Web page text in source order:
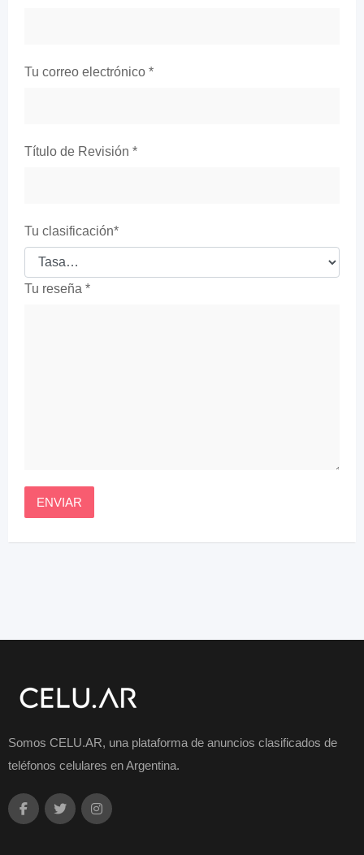
Tu correo electrónico *
Título de Revisión *
Tu clasificación*
Tu reseña *
Somos CELU.AR, una plataforma de anuncios clasificados de
teléfonos celulares en Argentina.